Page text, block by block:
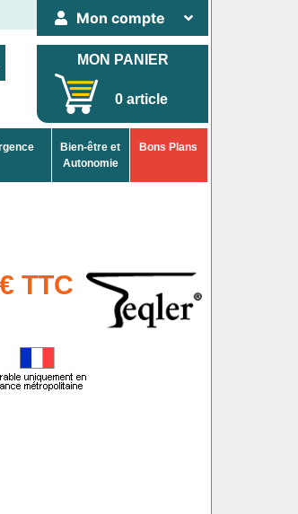
Mon compte
MON PANIER
0 article
Bien-être et
Autonomie
Bons Plans
TTC